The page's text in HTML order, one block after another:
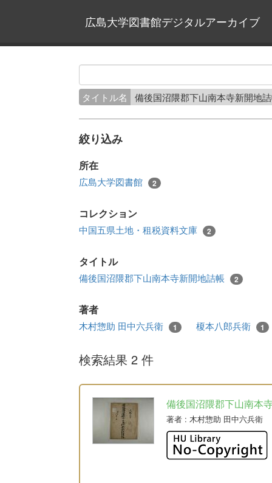
広島大学図書館デジタルアーカイブ
タイトル名 備後国沼隈郡下山南本寺新開地
絞り込み
所在
広島大学図書館 2
コレクション
中国五県土地・租税資料文庫 2
タイトル
備後国沼隈郡下山南本寺新開地詰帳 2
著者
木村惣助 田中六兵衛 1 榎本八郎兵衛 1
検索結果 2 件
備後国沼隈郡下山南本
著者 : 木村惣助 田中六兵衛